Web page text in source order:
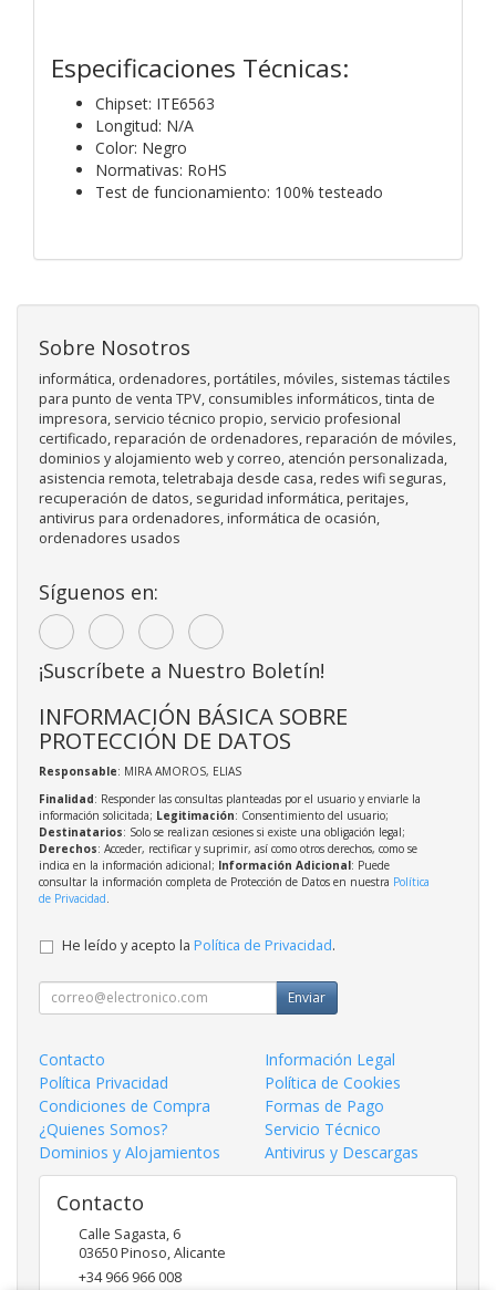
Especificaciones Técnicas:
Chipset: ITE6563
Longitud: N/A
Color: Negro
Normativas: RoHS
Test de funcionamiento: 100% testeado
Sobre Nosotros
informática, ordenadores, portátiles, móviles, sistemas táctiles
para punto de venta TPV, consumibles informáticos, tinta de
impresora, servicio técnico propio, servicio profesional
certificado, reparación de ordenadores, reparación de móviles,
dominios y alojamiento web y correo, atención personalizada,
asistencia remota, teletrabaja desde casa, redes wifi seguras,
recuperación de datos, seguridad informática, peritajes,
antivirus para ordenadores, informática de ocasión,
ordenadores usados
Síguenos en:
¡Suscríbete a Nuestro Boletín!
INFORMACIÓN BÁSICA SOBRE
PROTECCIÓN DE DATOS
Responsable: MIRA AMOROS, ELIAS
Finalidad: Responder las consultas planteadas por el usuario y enviarle la
información solicitada; Legitimación: Consentimiento del usuario;
Destinatarios: Solo se realizan cesiones si existe una obligación legal;
Derechos: Acceder, rectificar y suprimir, así como otros derechos, como se
indica en la información adicional; Información Adicional: Puede
consultar la información completa de Protección de Datos en nuestra Política
de Privacidad
He leído y acepto la Política de Privacidad.
Enviar
Contacto
Información Legal
Política Privacidad
Política de Cookies
Condiciones de Compra
Formas de Pago
¿Quienes Somos?
Servicio Técnico
Dominios y Alojamientos
Antivirus y Descargas
Contacto
Calle Sagasta, 6
03650Pinoso,Alicante
+34 966 966 008